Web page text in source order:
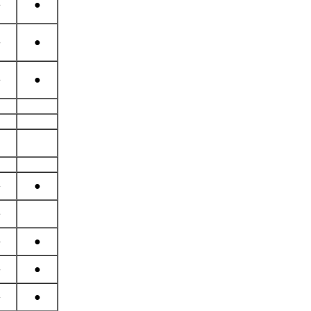
●
●
●
●
●
●
●